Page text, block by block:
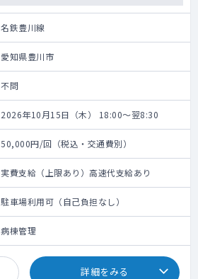
名鉄豊川線
愛知県豊川市
不問
2026年10月15日（木） 18:00～翌8:30
50,000円/回（税込・交通費別）
実費支給（上限あり）高速代支給あり
駐車場利用可（自己負担なし）
病棟管理
詳細をみる